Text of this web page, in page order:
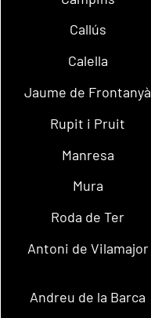
Callús
Calella
Jaume de Frontanyà
Rupit i Pruit
Manresa
Mura
Roda de Ter
Antoni de Vilamajor
Andreu de la Barca